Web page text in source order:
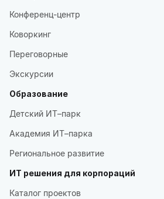
Конференц-центр
Коворкинг
Переговорные
Экскурсии
Образование
Детский ИТ–парк
Академия ИТ–парка
Региональное развитие
ИТ решения для корпораций
Каталог проектов